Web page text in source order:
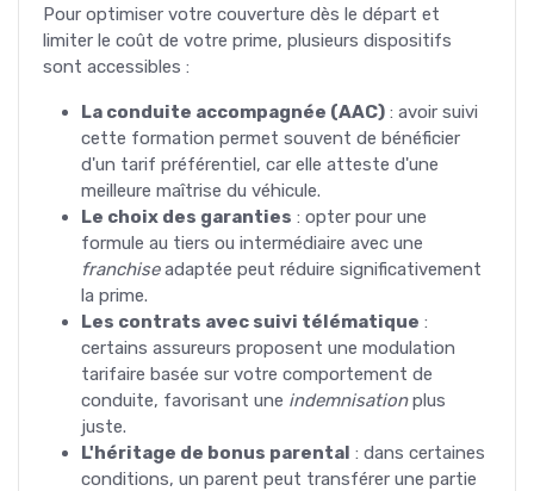
Pour optimiser votre couverture dès le départ et
limiter le coût de votre prime, plusieurs dispositifs
sont accessibles :
La conduite accompagnée (AAC) : avoir suivi
cette formation permet souvent de bénéficier
d'un tarif préférentiel, car elle atteste d'une
meilleure maîtrise du véhicule.
Le choix des garanties : opter pour une
formule au tiers ou intermédiaire avec une
franchiseadaptée peut réduire significativement
la prime.
Les contrats avec suivi télématique :
certains assureurs proposent une modulation
tarifaire basée sur votre comportement de
conduite, favorisant une indemnisationplus
juste.
L'héritage de bonus parental : dans certaines
conditions, un parent peut transférer une partie